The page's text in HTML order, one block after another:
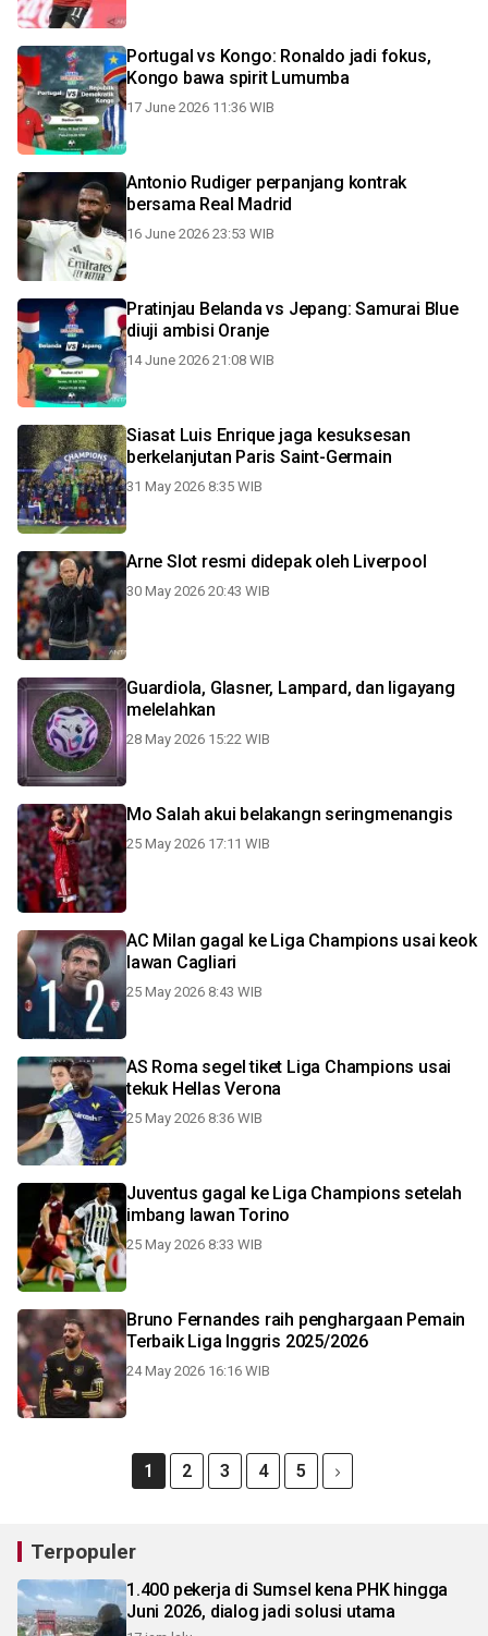
Portugal vs Kongo: Ronaldo jadi fokus,
Kongo bawa spirit Lumumba
17 June 2026 11:36 WIB
Antonio Rudiger perpanjang kontrak
bersama Real Madrid
16 June 2026 23:53 WIB
Pratinjau Belanda vs Jepang: Samurai Blue
diuji ambisi Oranje
14 June 2026 21:08 WIB
Siasat Luis Enrique jaga kesuksesan
berkelanjutan Paris Saint-Germain
31 May 2026 8:35 WIB
Arne Slot resmi didepak oleh Liverpool
30 May 2026 20:43 WIB
Guardiola, Glasner, Lampard, dan ligayang
melelahkan
28 May 2026 15:22 WIB
Mo Salah akui belakangn seringmenangis
25 May 2026 17:11 WIB
AC Milan gagal ke Liga Champions usai keok
lawan Cagliari
25 May 2026 8:43 WIB
AS Roma segel tiket Liga Champions usai
tekuk Hellas Verona
25 May 2026 8:36 WIB
Juventus gagal ke Liga Champions setelah
imbang lawan Torino
25 May 2026 8:33 WIB
Bruno Fernandes raih penghargaan Pemain
Terbaik Liga Inggris 2025/2026
24 May 2026 16:16 WIB
1 2 3 4 5
Terpopuler
1.400 pekerja di Sumsel kena PHK hingga
Juni 2026, dialog jadi solusi utama